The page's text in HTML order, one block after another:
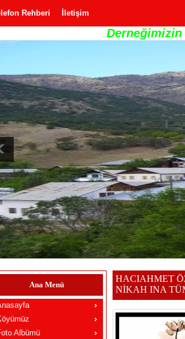
Rehberi
İletişim
Derneğimizin
Ana Menü
Albümü
HACIAHMET
NİKAH INA